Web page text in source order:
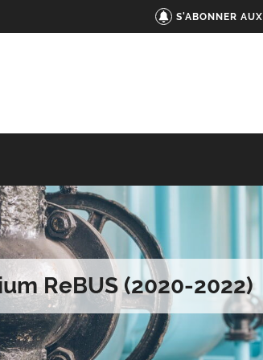
S'ABONNER
ReBUS (2020-2022)